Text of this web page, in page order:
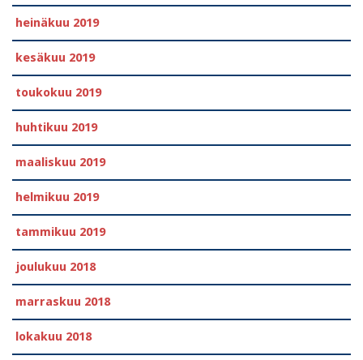
heinäkuu 2019
kesäkuu 2019
toukokuu 2019
huhtikuu 2019
maaliskuu 2019
helmikuu 2019
tammikuu 2019
joulukuu 2018
marraskuu 2018
lokakuu 2018